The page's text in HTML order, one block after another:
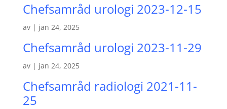
Chefsamråd urologi 2023-12-15
av | jan 24, 2025
Chefsamråd urologi 2023-11-29
av | jan 24, 2025
Chefsamråd radiologi 2021-11-
25